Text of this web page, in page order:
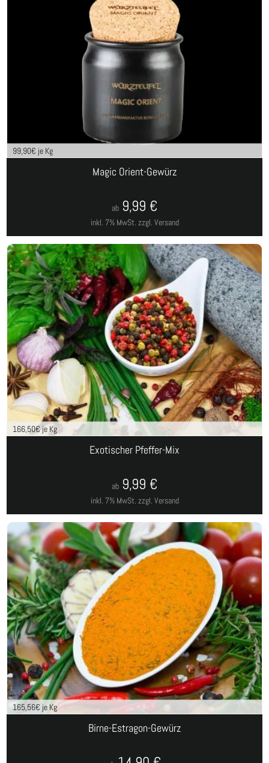
99,90€ je Kg
Magic Orient-Gewürz
inkl. 7% MwSt. zzgl. Versand
ab 9,99 €
166,50€ je Kg
Exotischer Pfeffer-Mix
inkl. 7% MwSt. zzgl. Versand
ab 9,99 €
165,56€ je Kg
Birne-Estragon-Gewürz